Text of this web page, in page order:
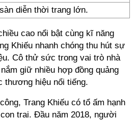
diễn thời trang lớn.
cao nổi bật cùng kĩ năng
Khiếu nhanh chóng thu hút sự
Cô thử sức trong vai trò nhà
giữ nhiều hợp đồng quảng
thương hiệu nổi tiếng.
Trang Khiếu có tổ ấm hạnh
trai. Đầu năm 2018, người